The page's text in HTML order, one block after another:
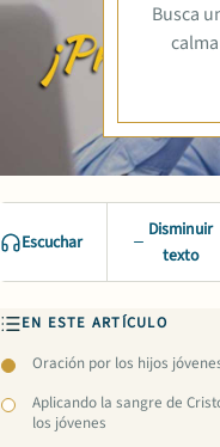
Busca
Escuchar
Disminuir
texto
EN ESTE ARTÍCULO
Oración por los hijos
Aplicando la sangre de
los jóvenes